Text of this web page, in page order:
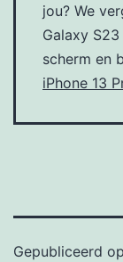
jou? We
Galaxy
scherm en
iPhone 13
Gepubliceerd op